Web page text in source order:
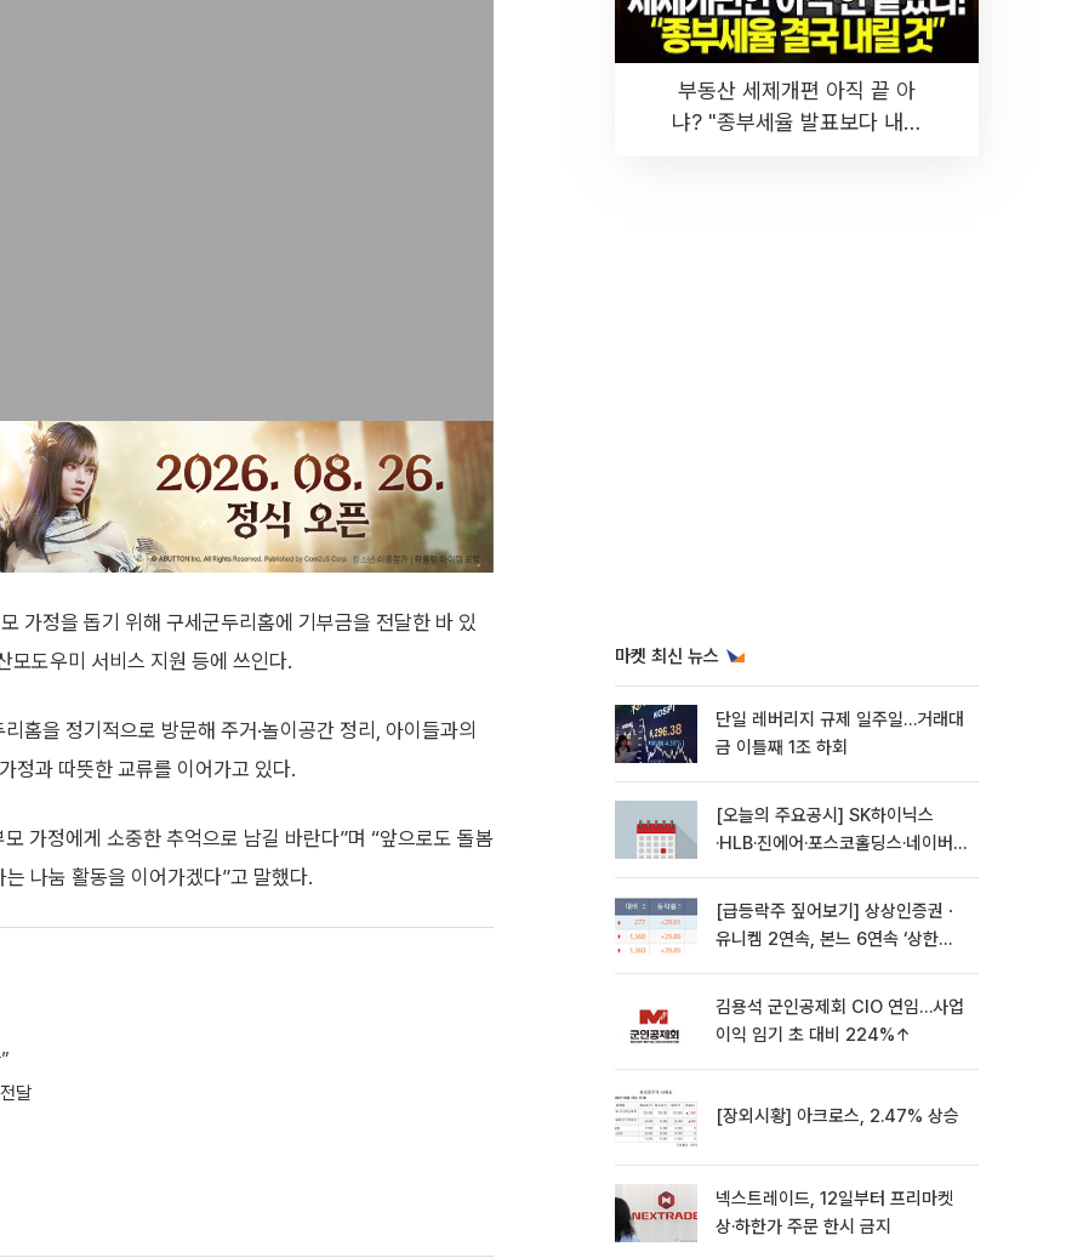
가정을 돕기 위해 구세군두리홈에 기부금을 전달한 바 있
모도우미 서비스 지원 등에 쓰인다.
홈을 정기적으로 방문해 주거·놀이공간 정리, 아이들과의
정과 따뜻한 교류를 이어가고 있다.
가정에게 소중한 추억으로 남길 바란다”며 “앞으로도 돌봄
나눔 활동을 이어가겠다”고 말했다.
달
부동산 세제개편 아직 끝 아
냐? "종부세율 발표보다 내릴
마켓 최신 뉴스
단일 레버리지 규제 일주일…거래대
금 이틀째 1조 하회
[오늘의 주요공시] SK하이닉스
·HLB·진에어·포스코홀딩스·네이버·
[급등락주 짚어보기] 상상인증권ㆍ
유니켐 2연속, 본느 6연속 ‘상한
김용석 군인공제회 CIO 연임…사업
이익 임기 초 대비 224%↑
[장외시황] 아크로스, 2.47% 상승
넥스트레이드, 12일부터 프리마켓
상·하한가 주문 한시 금지